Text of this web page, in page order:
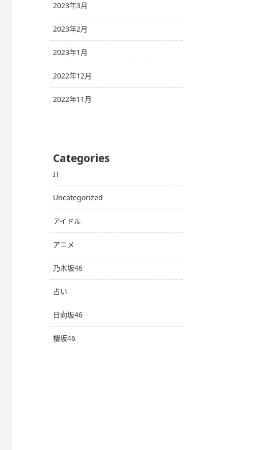
2023年3月
2023年2月
2023年1月
2022年12月
2022年11月
Categories
IT
Uncategorized
アイドル
アニメ
乃木坂46
占い
日向坂46
櫻坂46